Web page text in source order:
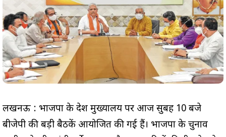
लखनऊ : भाजपा के प्रदेश मुख्यालय पर आज सुबह 10 बजे
बीजेपी की बड़ी बैठकें आयोजित की गई हैं। भाजपा के चुनाव